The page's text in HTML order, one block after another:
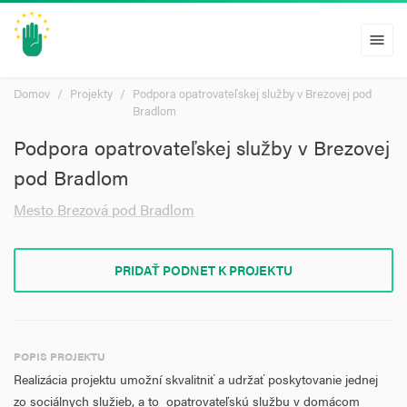
menu
Domov Projekty
Podpora opatrovateľskej služby v Brezovej pod
Bradlom
Podpora opatrovateľskej služby v Brezovej
pod Bradlom
Mesto Brezová pod Bradlom
PRIDAŤ PODNET K PROJEKTU
POPIS PROJEKTU
Realizácia projektu umožní skvalitniť a udržať poskytovanie jednej
zo sociálnych služieb, a to opatrovateľskú službu v domácom